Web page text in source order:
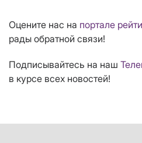
Оцените нас на портале
рады обратной связи!
Подписывайтесь на наш
в курсе всех новостей!